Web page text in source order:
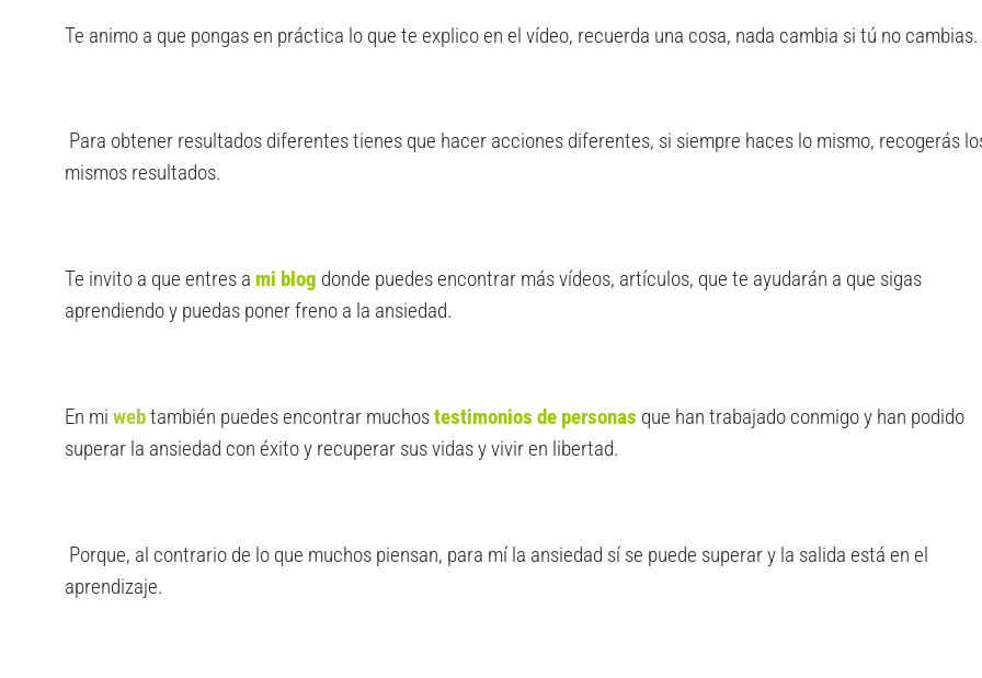
Te animo a que pongas en práctica lo que te explico en el vídeo, recuerda una cosa, nada cambia si tú no cambias.
Para obtener resultados diferentes tienes que hacer acciones diferentes, si siempre haces lo mismo, recogerás
mismos resultados.
Te invito a que entres a mi blog donde puedes encontrar más vídeos, artículos, que te ayudarán a que sigas
aprendiendo y puedas poner freno a la ansiedad.
En mi webtambién puedes encontrar muchostestimonios de personas que han trabajado conmigo y han podido
superar la ansiedad con éxito y recuperar sus vidas y vivir en libertad.
Porque, al contrario de lo que muchos piensan, para mí la ansiedad sí se puede superar y la salida está en el
aprendizaje.